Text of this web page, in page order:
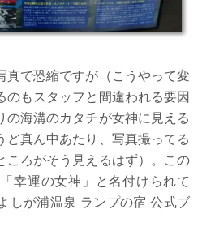
真で恐縮ですが（こうやって変
のもスタッフと間違われる要因
の海溝のカタチが女神に見える
ど真ん中あたり、写真撮ってる
ころがそう見えるはず）。この
幸運の女神」と名付けられて
しが浦温泉 ランプの宿 公式ブ